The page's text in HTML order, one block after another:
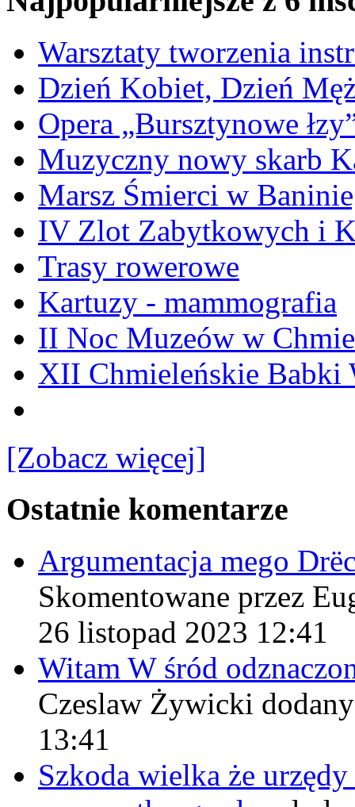
Warsztaty tworzenia
Dzień Kobiet, Dzień
Opera „Bursztynowe
Muzyczny nowy skarb
Marsz Śmierci w
IV Zlot Zabytkowych i
Trasy rowerowe
Kartuzy - mammografia
II Noc Muzeów w
XII Chmieleńskie Babki
[Zobacz więcej]
Ostatnie komentarze
Argumentacja mego
Skomentowane przez
26 listopad 2023 12:41
Witam W śród
Czeslaw Żywicki
13:41
Szkoda wielka że